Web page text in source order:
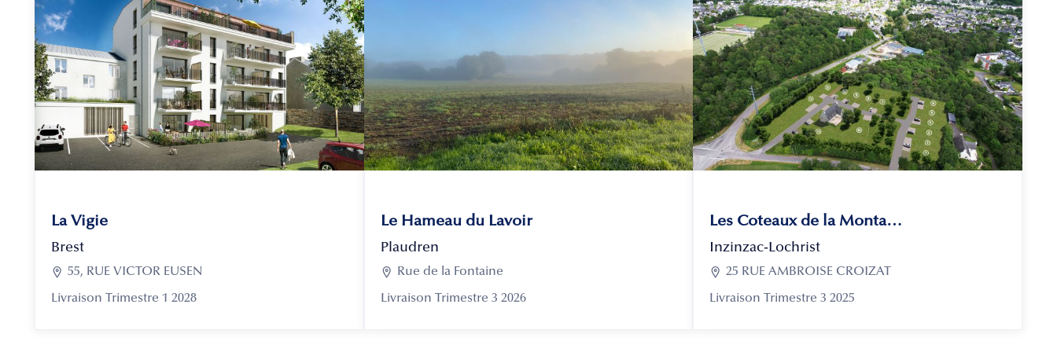
La Vigie
Brest
 55, RUE VICTOR EUSEN
Livraison Trimestre 1 2028
Le Hameau du Lavoir
Plaudren
 Rue de la Fontaine
Livraison Trimestre 3 2026
Les Coteaux de la Montagne
Inzinzac-Lochrist
 25 RUE AMBROISE CROIZAT
Livraison Trimestre 3 2025